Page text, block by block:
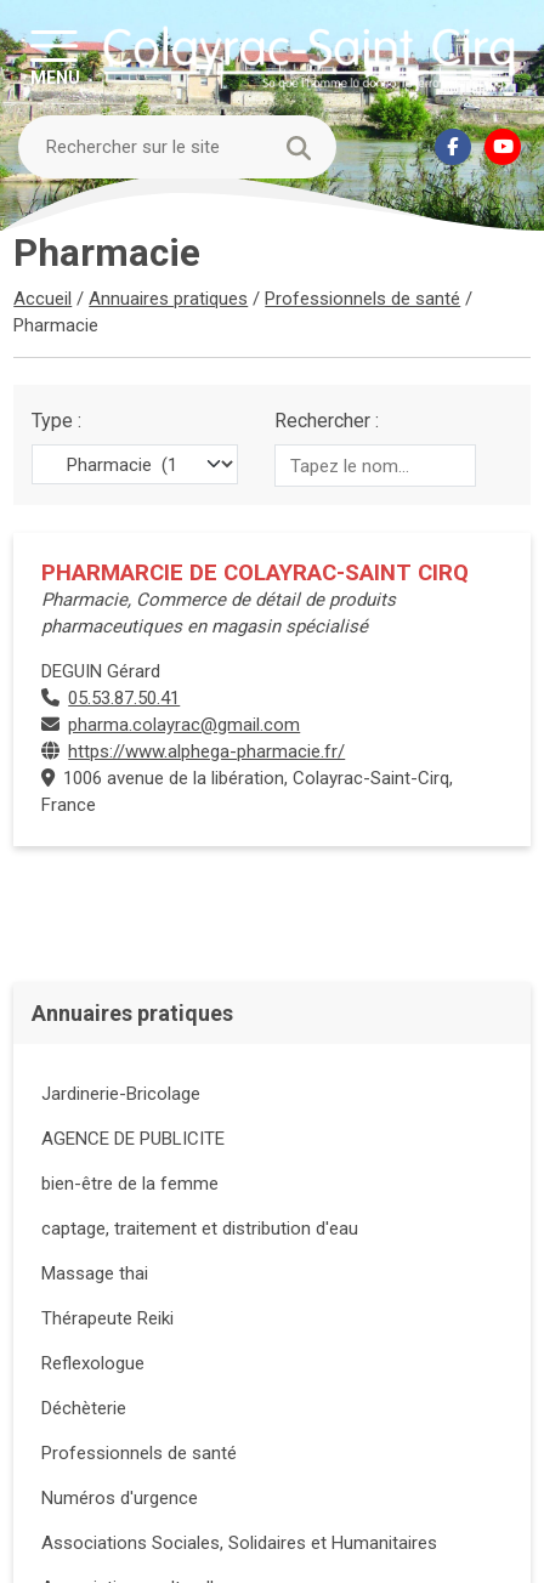
MENU
Pharmacie
Accueil /Annuaires pratiques /Professionnels de santé /
Pharmacie
Type : Rechercher :
PHARMARCIE DE COLAYRAC-SAINT CIRQ
Pharmacie, Commerce de détail de produits
pharmaceutiques en magasin spécialisé
DEGUIN Gérard
05.53.87.50.41
pharma.colayrac@gmail.com
https://www.alphega-pharmacie.fr/
1006 avenue de la libération, Colayrac-Saint-Cirq,
France
Annuaires pratiques
Jardinerie-Bricolage
AGENCE DE PUBLICITE
bien-être de la femme
captage, traitement et distribution d'eau
Massage thai
Thérapeute Reiki
Reflexologue
Déchèterie
Professionnels de santé
Numéros d'urgence
Associations Sociales, Solidaires et Humanitaires